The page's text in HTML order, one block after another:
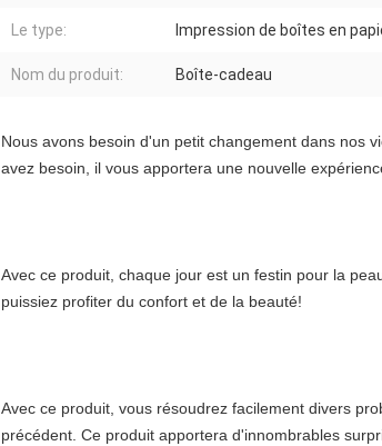
Le type: Impression de boîtes en
Nom du produit: Boîte-cadeau
Nous avons besoin d'un petit changement dans nos
avez besoin, il vous apportera une nouvelle
Avec ce produit, chaque jour est un festin pour la
puissiez profiter du confort et de la beauté!
Avec ce produit, vous résoudrez facilement divers
précédent. Ce produit apportera d'innombrables